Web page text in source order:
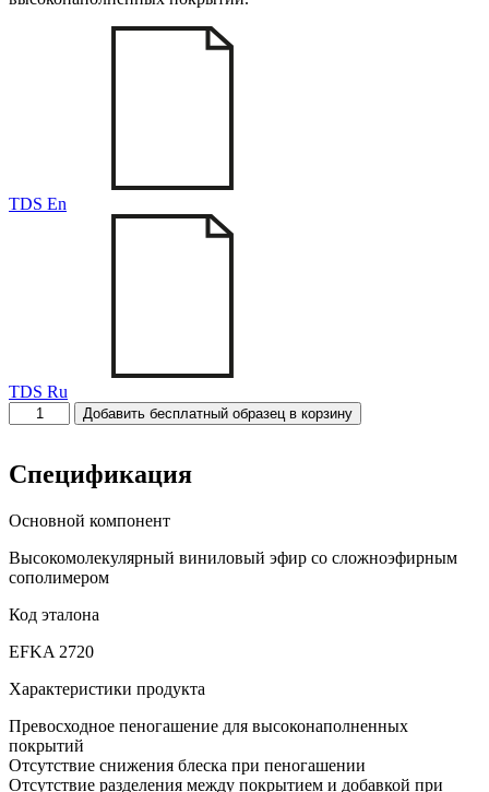
TDS En
TDS Ru
Количество
товара
CFC-
172
Добавить бесплатный образец в корзину
Спецификация
Основной компонент
Высокомолекулярный виниловый эфир со сложноэфирным
сополимером
Код эталона
EFKA 2720
Характеристики продукта
Превосходное пеногашение для высоконаполненных
покрытий
Отсутствие снижения блеска при пеногашении
Отсутствие разделения между покрытием и добавкой при